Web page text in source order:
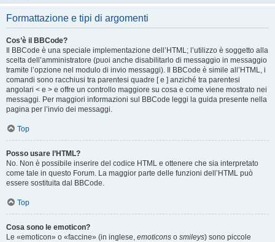
Formattazione e tipi di argomenti
Cos’è il BBCode?
Il BBCode è una speciale implementazione dell’HTML; l’utilizzo è soggetto alla
scelta dell’amministratore (puoi anche disabilitarlo di messaggio in messaggio
tramite l’opzione nel modulo di invio messaggi). Il BBCode è simile all’HTML, i
comandi sono racchiusi tra parentesi quadre [ e ] anziché tra parentesi
angolari < e > e offre un controllo maggiore su cosa e come viene mostrato nei
messaggi. Per maggiori informazioni sul BBCode leggi la guida presente nella
pagina per l’invio dei messaggi.
Top
Posso usare l’HTML?
No. Non è possibile inserire del codice HTML e ottenere che sia interpretato
come tale in questo Forum. La maggior parte delle funzioni dell’HTML può
essere sostituita dal BBCode.
Top
Cosa sono le emoticon?
Le «emoticon» o «faccine» (in inglese, emoticons o smileys) sono piccole